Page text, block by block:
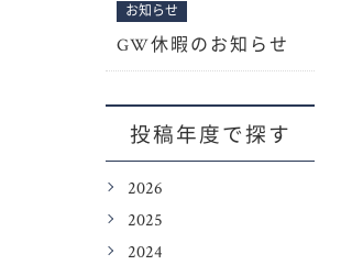
お知らせ
GW休暇のお知らせ
投稿年度で探す
2026
2025
2024